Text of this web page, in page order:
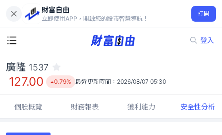
財富自由
立即使用APP，開啟您的股市智慧導航！
打開
登入
127.00
0.79%
廣隆 1537
127.00 0.79% 最近更新時間： 2026/08/07 05:30
個股概覽 財務報表 獲利能力 安全性分析